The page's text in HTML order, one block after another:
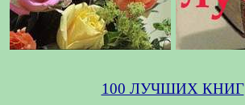
100 ЛУЧШИХ КНИГ